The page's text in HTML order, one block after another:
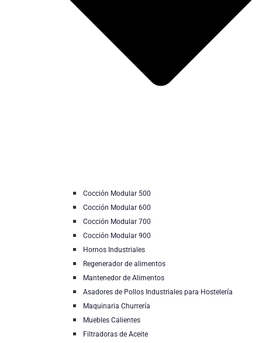
Cocción Modular 500
Cocción Modular 600
Cocción Modular 700
Cocción Modular 900
Hornos Industriales
Regenerador de alimentos
Mantenedor de Alimentos
Asadores de Pollos Industriales para Hostelería
Maquinaria Churrería
Muebles Calientes
Filtradoras de Aceite